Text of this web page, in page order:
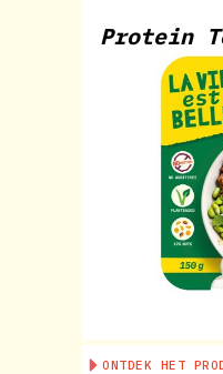
Protein
ONTDEK HET